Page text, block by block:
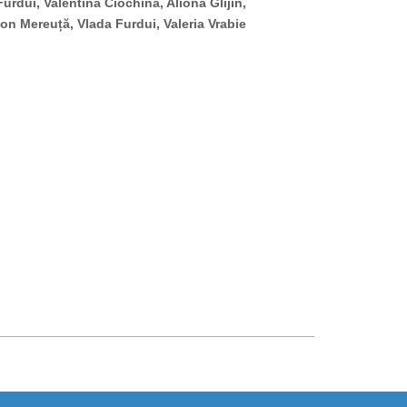
Mereuță, Vlada Furdui, Valeria Vrabie